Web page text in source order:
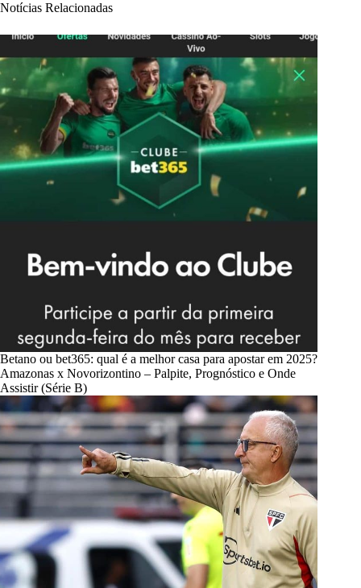
Notícias Relacionadas
Betano ou bet365: qual é a melhor casa para apostar em 2025?
Amazonas x Novorizontino – Palpite, Prognóstico e Onde
Assistir (Série B)